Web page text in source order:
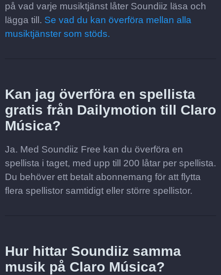
på vad varje musiktjänst låter Soundiiz läsa och
lägga till. Se vad du kan överföra mellan alla
musiktjänster som stöds.
Kan jag överföra en spellista
gratis från Dailymotion till Claro
Música?
Ja. Med Soundiiz Free kan du överföra en
spellista i taget, med upp till 200 låtar per spellista.
Du behöver ett betalt abonnemang för att flytta
flera spellistor samtidigt eller större spellistor.
Hur hittar Soundiiz samma
musik på Claro Música?